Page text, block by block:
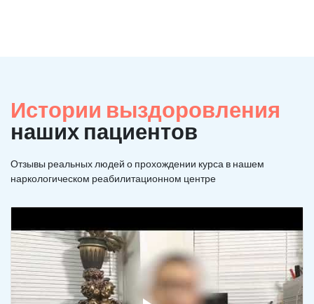
Истории выздоровления
наших пациентов
Отзывы реальных людей о прохождении курса в нашем
наркологическом реабилитационном центре